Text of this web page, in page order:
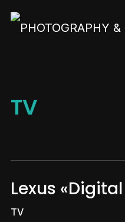
TV
Lexus
TV